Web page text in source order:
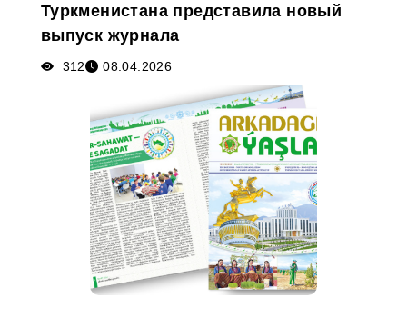
АфишаТуркменистана представила новый
выпуск журнала
312 08.04.2026